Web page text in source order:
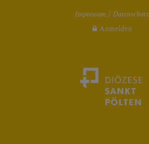
Impressum
Datenschutz
Anmelden